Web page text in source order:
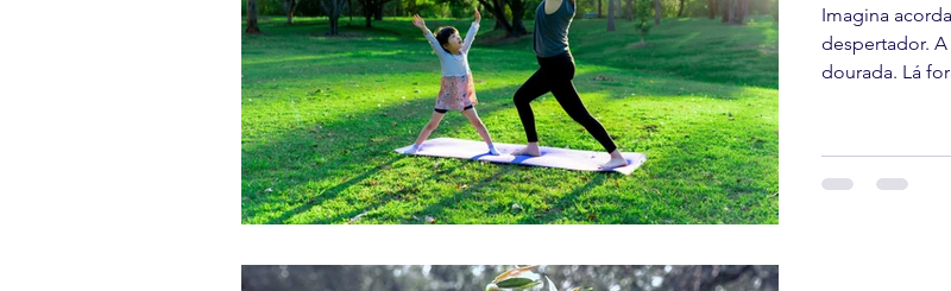
Imagina
despertador. A
dourada. Lá